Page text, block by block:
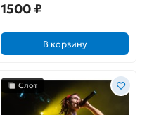
1500 ₽
В корзину
Слот